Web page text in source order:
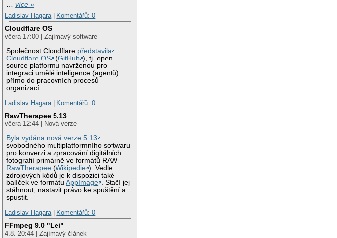
…více »
Ladislav Hagara
Komentářů: 0
Cloudflare OS
včera 17:00 | Zajímavý software
Společnost Cloudflare představila
Cloudflare OS
(GitHub ), tj. open
source platformu navrženou pro
integraci umělé inteligence (agentů)
přímo do pracovních procesů
organizací.
Ladislav Hagara
Komentářů: 0
RawTherapee 5.13
včera 12:44 | Nová verze
Byla vydána nová verze 5.13
svobodného multiplatformního softwaru
pro konverzi a zpracování digitálních
fotografií primárně ve formátů RAW
RawTherapee (Wikipedie ). Vedle
zdrojových kódů je k dispozici také
balíček ve formátuAppImage . Stačí jej
stáhnout, nastavit právo ke spuštění a
spustit.
Ladislav Hagara
Komentářů: 0
FFmpeg 9.0 "Lei"
4.8. 20:44 | Zajímavý článek